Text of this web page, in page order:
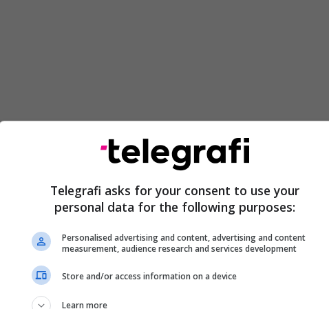
të tubimit dhe devijimi drejt Rinasit
i ngjarjes dhe veprimet hetimore të kryera nga
rezulton se tubimi i datës 14.06.2026 ishte njoftuar
zhvilluar në qendër të kryeqytetit, me një afat kohor
orësh.
së protestuesve dhe devijimi i aksit përfshin
Telegrafi asks for your consent to use your
personal data for the following purposes:
Personalised advertising and content, advertising and content
measurement, audience research and services development
Store and/or access information on a device
Learn more